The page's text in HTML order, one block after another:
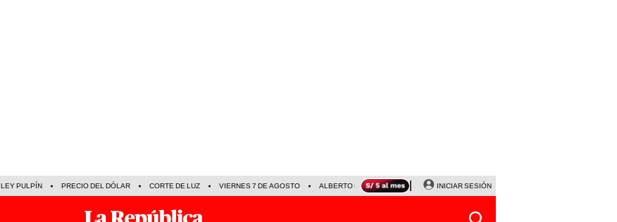
LEY PULPÍN PRECIO DEL DÓLAR CORTE DE LUZ VIERNES 7 DE AGOSTO ALBERTO BENAVIDES NALDY SALDAÑA
INICIAR SESIÓN